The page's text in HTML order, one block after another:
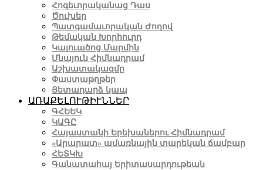
Հոգեւորականաց Դաս
Ծուխեր
Պատգամաւորական Ժողով
Թեմական Խորհուրդ
Կալուածոց Մարմին
Մնայուն Հիմնադրամ
Աշխատակազմը
Փաստաթղթեր
Յետադարձ կապ
ԱՌԱՔԵԼՈՒԹԻՒՆՆԵՐ
ԳՀԵԵԿ
ԿԱԳԸ
Հայաստանի Երեխաներու Հիմնադրամ
«Արարատ» ամառնային տարեկան ճամբար
ՀԵՏԿԽ
Գանատահայ Երիտասարդութեան